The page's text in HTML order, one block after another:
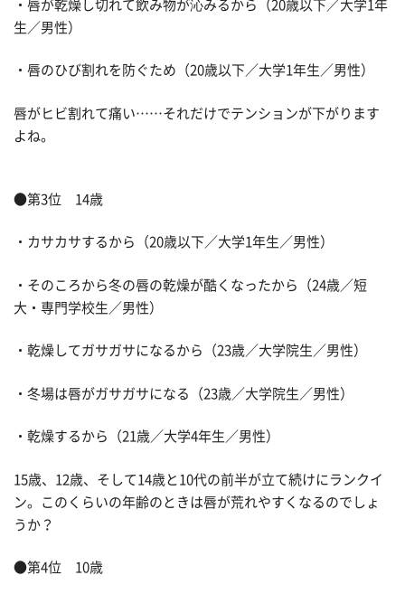
・唇が乾燥し切れて飲み物が沁みるから（20歳以下／大学1年
生／男性）
・唇のひび割れを防ぐため（20歳以下／大学1年生／男性）
唇がヒビ割れて痛い……それだけでテンションが下がります
よね。
●第3位 14歳
・カサカサするから（20歳以下／大学1年生／男性）
・そのころから冬の唇の乾燥が酷くなったから（24歳／短
大・専門学校生／男性）
・乾燥してガサガサになるから（23歳／大学院生／男性）
・冬場は唇がガサガサになる（23歳／大学院生／男性）
・乾燥するから（21歳／大学4年生／男性）
15歳、12歳、そして14歳と10代の前半が立て続けにランクイ
ン。このくらいの年齢のときは唇が荒れやすくなるのでしょ
うか？
●第4位 10歳